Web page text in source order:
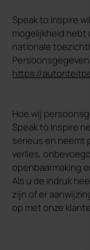
Speak to Inspire
mogelijkheid hebt
nationale
https://
Hoe wij
Speak to Inspire
serieus en neemt
verlies,
openbaarmaking
Als u de indruk
zijn of er
op met onze